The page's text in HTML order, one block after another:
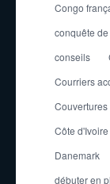
Congo
conquête
conseils
Courriers
Couvertures
Côte d'Ivoire
Danemark
débuter en